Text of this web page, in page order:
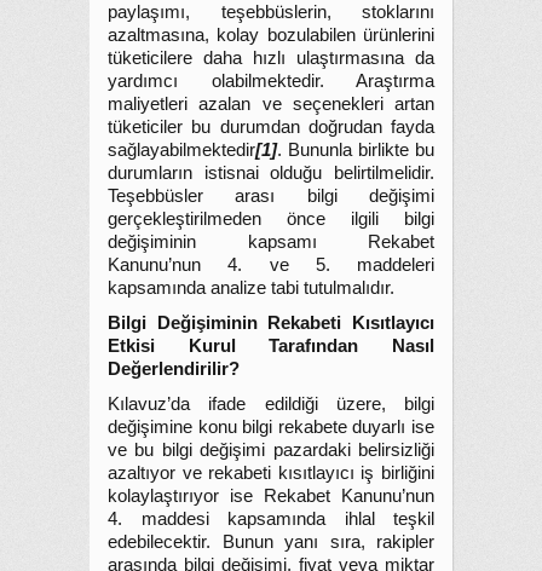
paylaşımı, teşebbüslerin, stoklarını
azaltmasına, kolay bozulabilen ürünlerini
tüketicilere daha hızlı ulaştırmasına da
yardımcı olabilmektedir. Araştırma
maliyetleri azalan ve seçenekleri artan
tüketiciler bu durumdan doğrudan fayda
sağlayabilmektedir[1]. Bununla birlikte bu
durumların istisnai olduğu belirtilmelidir.
Teşebbüsler arası bilgi değişimi
gerçekleştirilmeden önce ilgili bilgi
değişiminin kapsamı Rekabet
Kanunu’nun 4. ve 5. maddeleri
kapsamında analize tabi tutulmalıdır.
Bilgi Değişiminin Rekabeti Kısıtlayıcı
Etkisi Kurul Tarafından Nasıl
Değerlendirilir?
Kılavuz’da ifade edildiği üzere, bilgi
değişimine konu bilgi rekabete duyarlı ise
ve bu bilgi değişimi pazardaki belirsizliği
azaltıyor ve rekabeti kısıtlayıcı iş birliğini
kolaylaştırıyor ise Rekabet Kanunu’nun
4. maddesi kapsamında ihlal teşkil
edebilecektir. Bunun yanı sıra, rakipler
arasında bilgi değişimi, fiyat veya miktar